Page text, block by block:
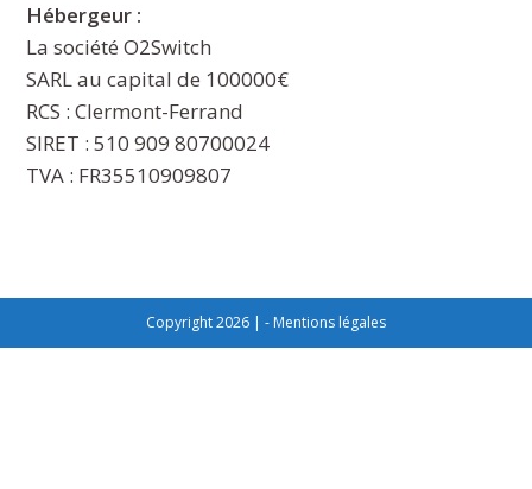
Hébergeur :
La société O2Switch
SARL au capital de 100000€
RCS : Clermont-Ferrand
SIRET : 510 909 80700024
TVA : FR35510909807
Copyright 2026 | - Mentions légales